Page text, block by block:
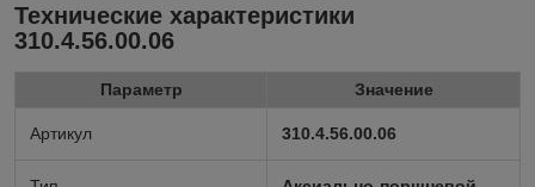
Технические характеристики
310.4.56.00.06
Параметр Значение
Артикул 310.4.56.00.06